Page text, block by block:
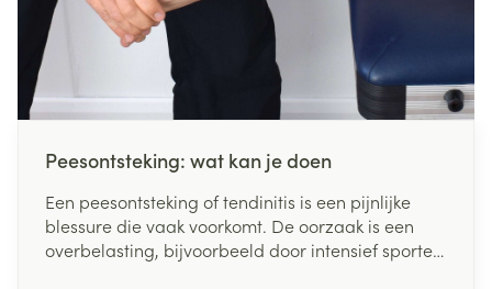
Peesontsteking: wat kan je doen
Een peesontsteking of tendinitis is een pijnlijke
blessure die vaak voorkomt. De oorzaak is een
overbelasting, bijvoorbeeld door intensief sporten